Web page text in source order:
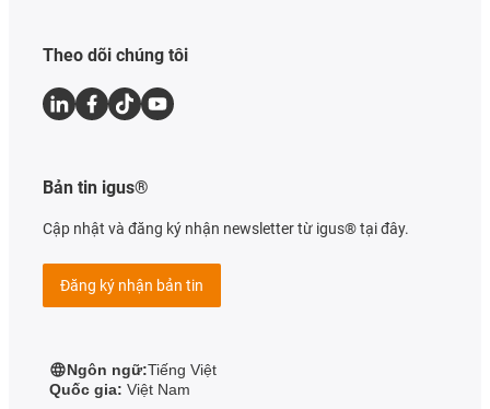
Theo dõi chúng tôi
Bản tin igus®
Cập nhật và đăng ký nhận newsletter từ igus® tại đây.
Đăng ký nhận bản tin
Ngôn ngữ:Tiếng Việt
Quốc gia: Việt Nam